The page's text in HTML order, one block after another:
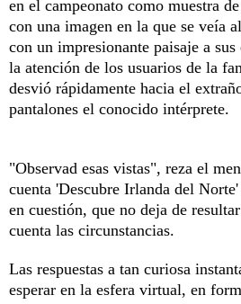
en el campeonato como muestra
con una imagen en la que se veía
con un impresionante paisaje a sus
la atención de los usuarios de la
desvió rápidamente hacia el
pantalones el conocido intérprete.
"Observad esas vistas", reza el
cuenta 'Descubre Irlanda del
en cuestión, que no deja de
cuenta las circunstancias.
Las respuestas a tan curiosa
esperar en la esfera virtual, en